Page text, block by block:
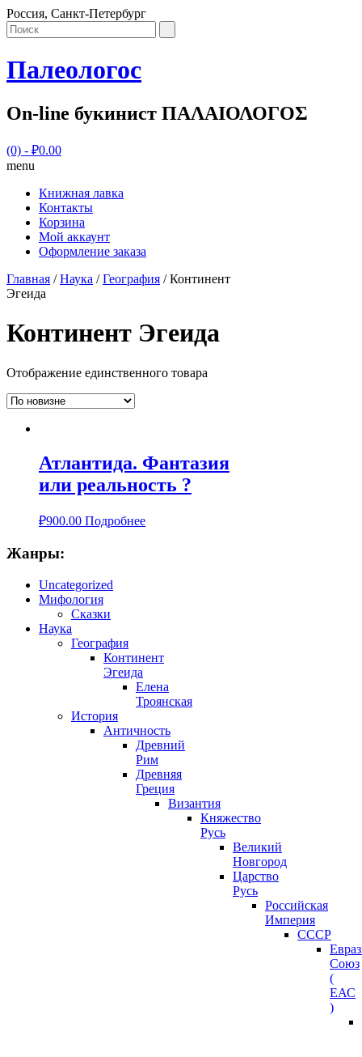
Россия, Санкт-Петербург
Палеологос
On-line букинист ΠΑΛΑΙΟΛΟΓΟΣ
(0) - ₽0.00
menu
Книжная лавка
Контакты
Корзина
Мой аккаунт
Оформление заказа
Главная /Наука /География / Континент
Эгеида
Континент Эгеида
Отображение единственного товара
Атлантида. Фантазия
или реальность ?
₽900.00 Подробнее
Жанры:
Uncategorized
Мифология
Сказки
Наука
География
Континент
Эгеида
Елена
Троянская
История
Античность
Древний
Рим
Древняя
Греция
Византия
Княжество
Русь
Великий
Новгород
Царство
Русь
Российская
Империя
СССР
Союз
(
ЕАС
)